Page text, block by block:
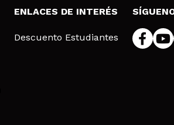
ENLACES DE INTERÉS
Descuento Estudiantes